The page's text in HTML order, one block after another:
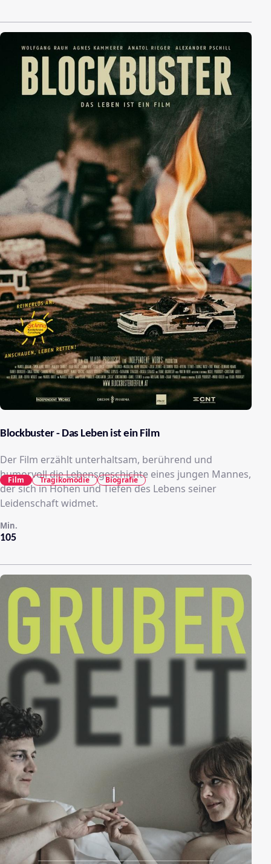
Blockbuster - Das Leben ist ein Film
Der Film erzählt unterhaltsam, berührend und
humorvoll die Lebensgeschichte eines jungen Mannes,
der sich in Höhen und Tiefen des Lebens seiner
Leidenschaft widmet.
105
Min.
Film Tragikomödie Biografie